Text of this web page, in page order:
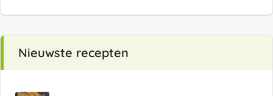
Nieuwste recepten